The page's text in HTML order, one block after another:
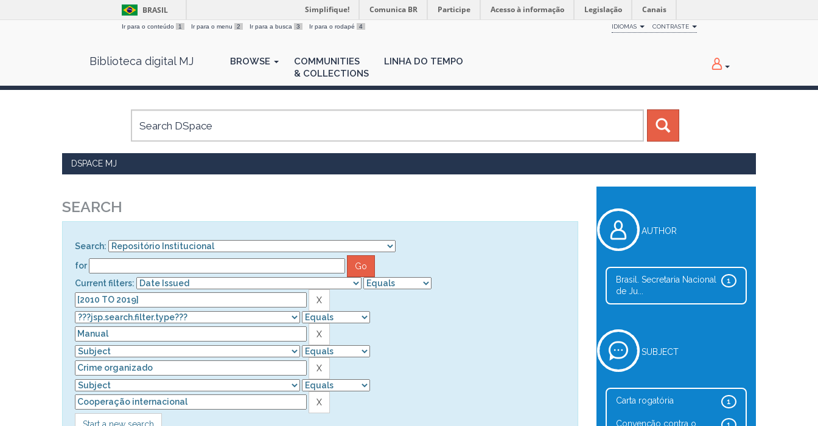
BRASIL Simplifique! Comunica BR Participe Acesso à informação Legislação Canais
Ir para o conteúdo 1 Ir para o menu 2 Ir para a busca 3 Ir para o rodapé 4 IDIOMAS CONTRASTE
Biblioteca digital MJ BROWSE
COMMUNITIES
& COLLECTIONS
LINHA DO TEMPO
DSPACE MJ
SEARCH
Search:
for
Current filters:
AUTHOR
1
Brasil. Secretaria Nacional
de Ju...
SUBJECT
1
Carta rogatória
Convenção contra o